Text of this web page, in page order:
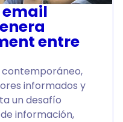
entre
informados y
un desafío
información,